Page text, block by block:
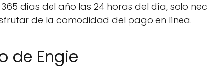
días del año las 24 horas del día, solo
de la comodidad del pago en línea.
de Engie